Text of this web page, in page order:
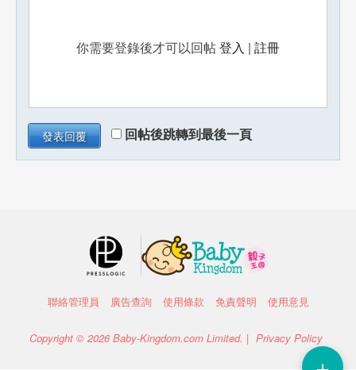
你需要登錄後才可以回帖登入 | 註冊
發表回覆 回帖後跳轉到最後一頁
聯絡管理員 廣告查詢 使用條款 免責聲明 使用意見
Copyright © 2026 Baby-Kingdom.com Limited. | Privacy Policy